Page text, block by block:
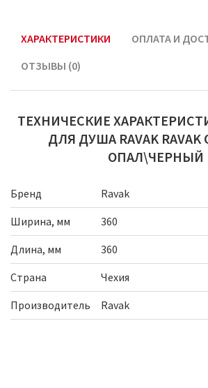
ХАРАКТЕРИСТИКИ
ОПЛАТА И
ОТЗЫВЫ (0)
ТЕХНИЧЕСКИЕ
ДЛЯ ДУША RAVAK RAVAK
ОПАЛ\ЧЕРНЫЙ
Бренд
Ravak
Ширина, мм
360
Длина, мм
360
Страна
Чехия
Производитель
Ravak